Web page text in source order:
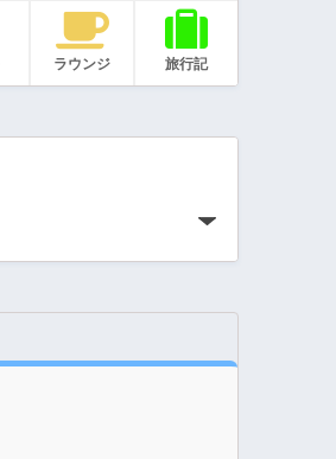
ラウンジ 旅行記